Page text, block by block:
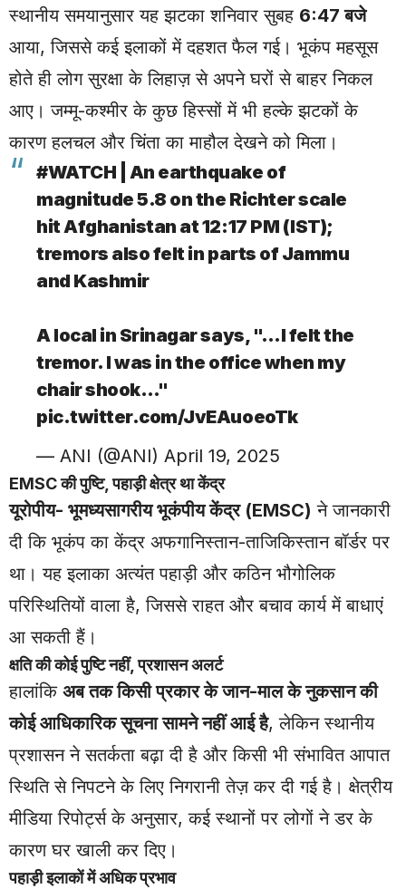
स्थानीय समयानुसार यह झटका शनिवार सुबह 6:47 बजे
आया, जिससे कई इलाकों में दहशत फैल गई। भूकंप महसूस
होते ही लोग सुरक्षा के लिहाज़ से अपने घरों से बाहर निकल
आए। जम्मू-कश्मीर के कुछ हिस्सों में भी हल्के झटकों के
कारण हलचल और चिंता का माहौल देखने को मिला।
#WATCH | An earthquake of
magnitude 5.8 on the Richter scale
hit Afghanistan at 12:17 PM (IST);
tremors also felt in parts of Jammu
and Kashmir
A local in Srinagar says, "…I felt the
tremor. I was in the office when my
chair shook…"
pic.twitter.com/JvEAuoeoTk
— ANI (@ANI) April 19, 2025
EMSC की पुष्टि, पहाड़ी क्षेत्र था केंद्र
यूरोपीय- भूमध्यसागरीय भूकंपीय केंद्र (EMSC) ने जानकारी
दी कि भूकंप का केंद्र अफगानिस्तान-ताजिकिस्तान बॉर्डर पर
था। यह इलाका अत्यंत पहाड़ी और कठिन भौगोलिक
परिस्थितियों वाला है, जिससे राहत और बचाव कार्य में बाधाएं
आ सकती हैं।
क्षति की कोई पुष्टि नहीं, प्रशासन अलर्ट
हालांकि अब तक किसी प्रकार के जान-माल के नुकसान की
कोई आधिकारिक सूचना सामने नहीं आई है, लेकिन स्थानीय
प्रशासन ने सतर्कता बढ़ा दी है और किसी भी संभावित आपात
स्थिति से निपटने के लिए निगरानी तेज़ कर दी गई है। क्षेत्रीय
मीडिया रिपोर्ट्स के अनुसार, कई स्थानों पर लोगों ने डर के
कारण घर खाली कर दिए।
पहाड़ी इलाकों में अधिक प्रभाव